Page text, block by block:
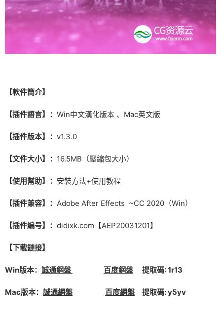
【軟件簡介】
【插件語言】： Win中文漢化版本 、Mac英文版
【插件版本】： v1.3.0
【文件大小】： 16.5MB（壓縮包大小）
【使用幫助】： 安裝方法+使用教程
【插件兼容】： Adobe After Effects ~CC 2020（Win）
【插件編号】： didixk.com【AEP20031201】
【下載鏈接】
Win版本： 誠通網盤 百度網盤 提取碼: 1r13
Mac版本： 誠通網盤 百度網盤 提取碼: y5yv